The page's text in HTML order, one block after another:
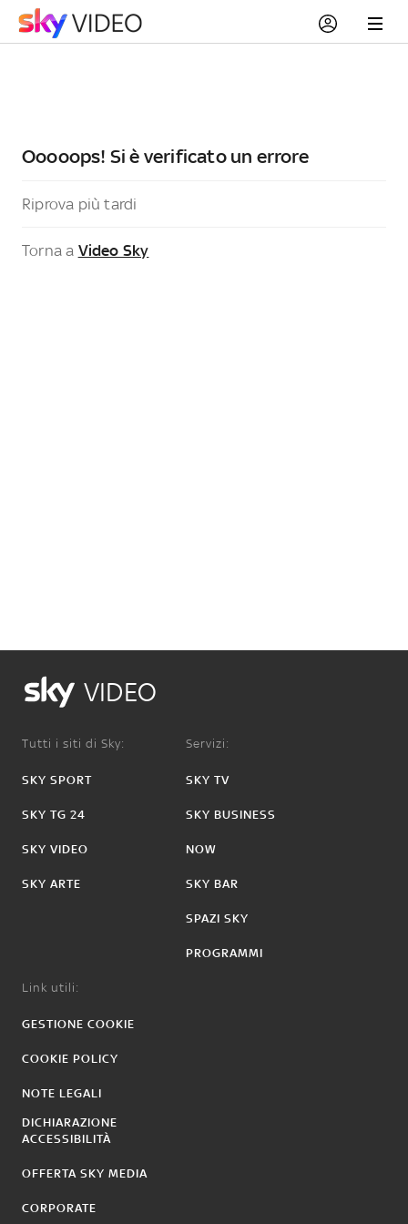
Ooooops! Si è verificato un errore
Riprova più tardi
Torna a Video Sky
VIDEO
Tutti i siti di Sky:
SKY SPORT
SKY TG 24
SKY VIDEO
SKY ARTE
Servizi:
SKY TV
SKY BUSINESS
NOW
SKY BAR
SPAZI SKY
PROGRAMMI
Link utili:
GESTIONE COOKIE
COOKIE POLICY
NOTE LEGALI
DICHIARAZIONE
ACCESSIBILITÀ
OFFERTA SKY MEDIA
CORPORATE